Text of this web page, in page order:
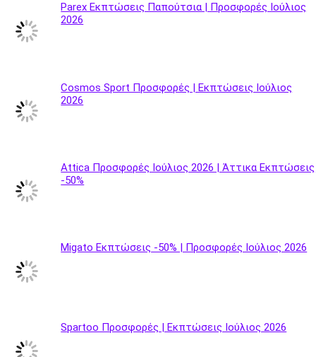
Parex Εκπτώσεις Παπούτσια | Προσφορές Ιούλιος
2026
Cosmos Sport Προσφορές | Εκπτώσεις Ιούλιος
2026
Attica Προσφορές Ιούλιος 2026 | Άττικα Εκπτώσεις
-50%
Migato Εκπτώσεις -50% | Προσφορές Ιούλιος 2026
Spartoo Προσφορές | Εκπτώσεις Ιούλιος 2026